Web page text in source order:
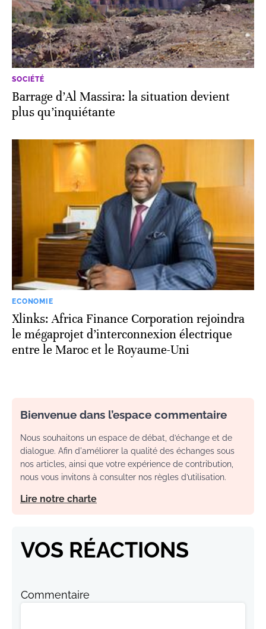
SOCIÉTÉ
Barrage d’Al Massira: la situation devient
plus qu’inquiétante
ECONOMIE
Xlinks: Africa Finance Corporation rejoindra
le mégaprojet d’interconnexion électrique
entre le Maroc et le Royaume-Uni
Bienvenue dans l’espace commentaire
Nous souhaitons un espace de débat, d’échange et de
dialogue. Afin d'améliorer la qualité des échanges sous
nos articles, ainsi que votre expérience de contribution,
nous vous invitons à consulter nos règles d’utilisation.
Lire notre charte
VOS RÉACTIONS
Commentaire